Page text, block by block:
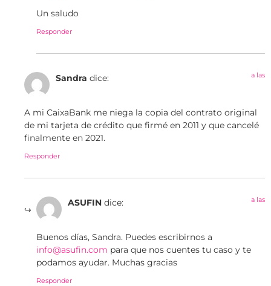
Un saludo
Responder
Sandra dice: a las
A mi CaixaBank me niega la copia del contrato original
de mi tarjeta de crédito que firmé en 2011 y que cancelé
finalmente en 2021.
Responder
ASUFIN dice: a las
Buenos días, Sandra. Puedes escribirnos a
info@asufin.com para que nos cuentes tu caso y te
podamos ayudar. Muchas gracias
Responder